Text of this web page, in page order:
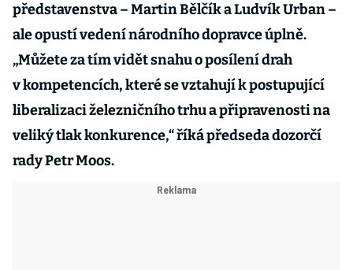
představenstva – Martin Bělčík a Ludvík Urban –
ale opustí vedení národního dopravce úplně.
„Můžete za tím vidět snahu o posílení drah
v kompetencích, které se vztahují k postupující
liberalizaci železničního trhu a připravenosti na
veliký tlak konkurence,“ říká předseda dozorčí
rady Petr Moos.